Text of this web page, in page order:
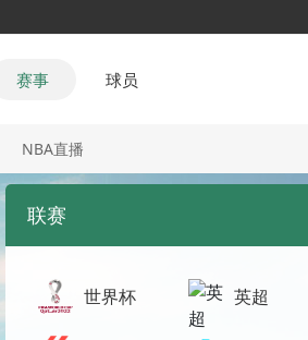
赛事 球员
NBA直播
联赛
世界杯 英超